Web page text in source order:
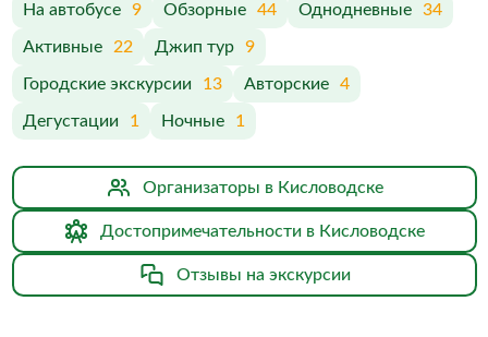
На автобусе 9 Обзорные 44 Однодневные 34
Активные 22 Джип тур 9
Городские экскурсии 13 Авторские 4
Дегустации 1 Ночные 1
Организаторы в Кисловодске
Достопримечательности в Кисловодске
Отзывы на экскурсии